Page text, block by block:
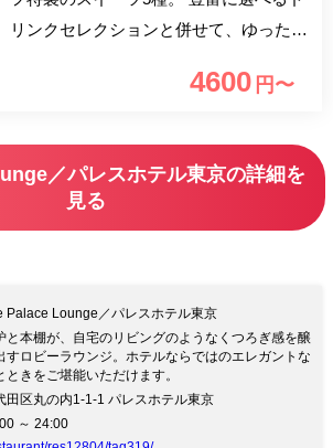
リンクセレクションと併せて、ゆったり
4600 円〜
／パレスホテル東京の詳細を
見る
Palace Lounge／パレスホテル東京
と本棚が、自宅のリビングのようなくつろぎ感を醸
すロビーラウンジ。ホテルならではのエレガントな
ときをご堪能いただけます。
田区丸の内1-1-1 パレスホテル東京
～ 24:00